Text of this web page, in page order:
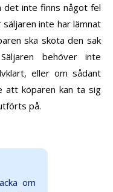
det inte finns något fel
inte har lämnat
ska sköta den sak
behöver inte
eller om sådant
att köparen kan ta sig
på.
om